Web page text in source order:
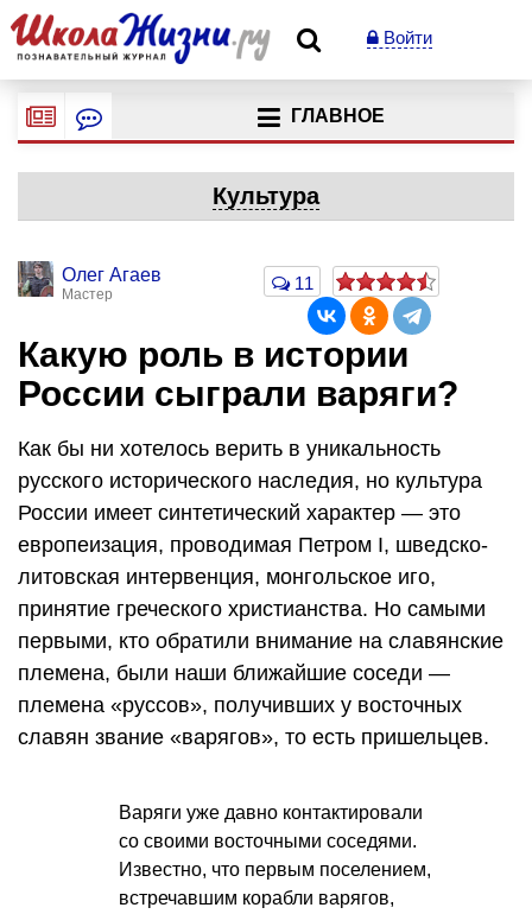
Войти
ГЛАВНОЕ
Культура
Олег Агаев
Мастер
11
Какую роль в истории
России сыграли варяги?
Как бы ни хотелось верить в уникальность
русского исторического наследия, но культура
России имеет синтетический характер — это
европеизация, проводимая Петром I, шведско-
литовская интервенция, монгольское иго,
принятие греческого христианства. Но самыми
первыми, кто обратили внимание на славянские
племена, были наши ближайшие соседи —
племена «руссов», получивших у восточных
славян звание «варягов», то есть пришельцев.
Варяги уже давно контактировали
со своими восточными соседями.
Известно, что первым поселением,
встречавшим корабли варягов,